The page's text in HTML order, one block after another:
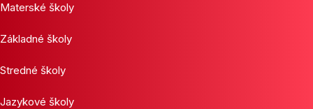
Materské školy
Základné školy
Stredné školy
Jazykové školy